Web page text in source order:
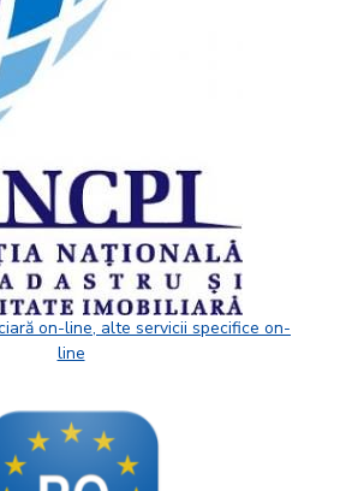
on-line, alte servicii specifice on-
line